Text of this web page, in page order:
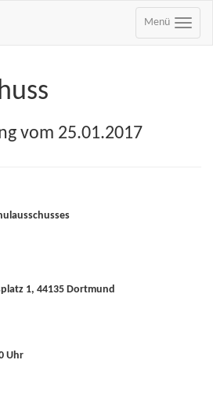
Menü
vom 25.01.2017
1, 44135 Dortmund
Uhr